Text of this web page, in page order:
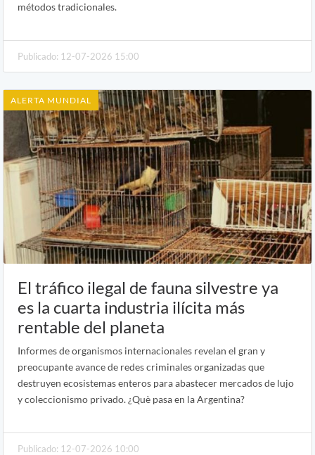
métodos tradicionales.
Publicado: 12-07-2026 15:00
ALERTA MUNDIAL
El tráfico ilegal de fauna silvestre ya
es la cuarta industria ilícita más
rentable del planeta
Informes de organismos internacionales revelan el gran y
preocupante avance de redes criminales organizadas que
destruyen ecosistemas enteros para abastecer mercados de lujo
y coleccionismo privado. ¿Què pasa en la Argentina?
Publicado: 12-07-2026 10:00